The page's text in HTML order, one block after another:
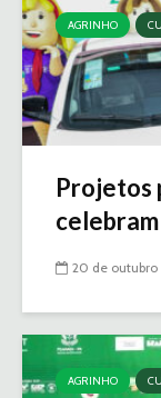
AGRINHO
Projetos
20 de outubro
AGRINHO